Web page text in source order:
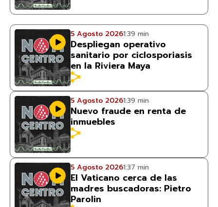
5 Agosto 20261:39 min
Despliegan operativo
sanitario por ciclosporiasis
en la Riviera Maya
5 Agosto 20261:39 min
Nuevo fraude en renta de
inmuebles
5 Agosto 20261:37 min
El Vaticano cerca de las
madres buscadoras: Pietro
Parolin